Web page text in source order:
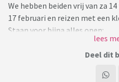
We hebben beiden vrij van za
17 februari en reizen met een
Staan voor bijna alles open:
Deel dit